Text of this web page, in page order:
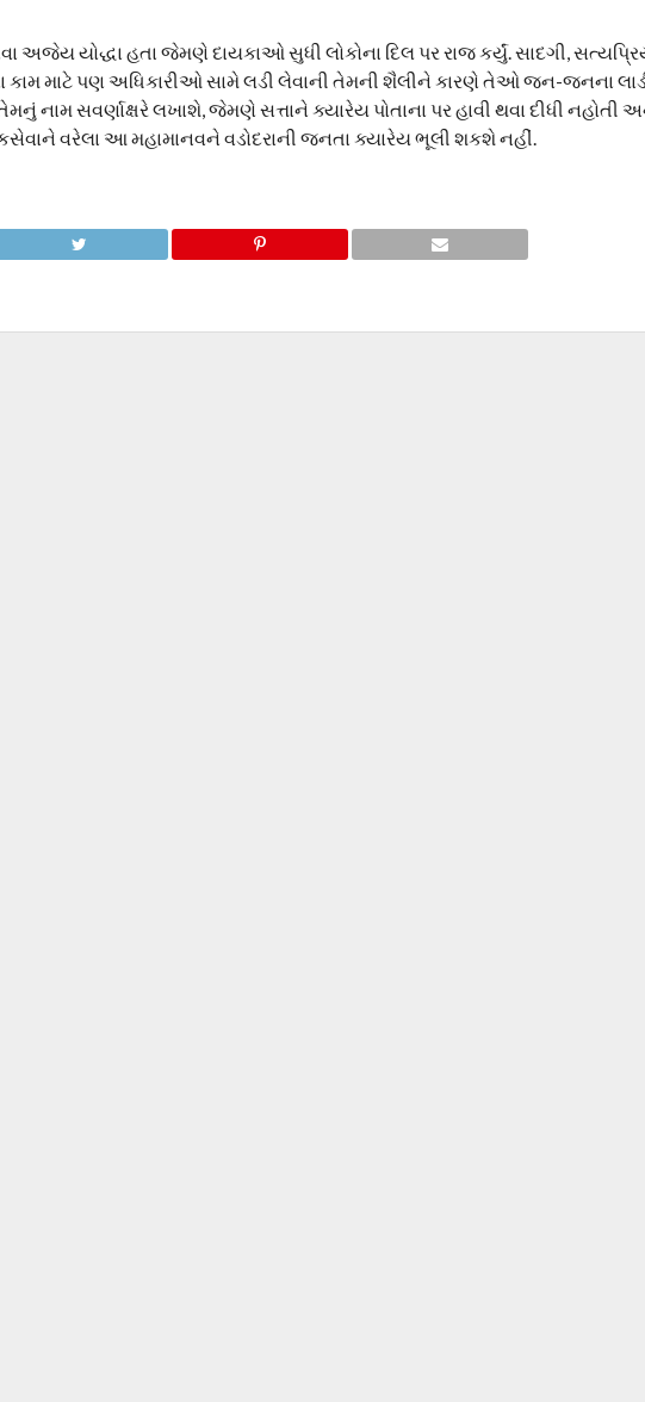
અજેય યોદ્ધા હતા જેમણે દાયકાઓ સુધી લોકોના દિલ પર રાજ કર્યું. સાદગી,
કામ માટે પણ અધિકારીઓ સામે લડી લેવાની તેમની શૈલીને કારણે તેઓ જન-જનના
નામ સવર્ણાક્ષરે લખાશે, જેમણે સત્તાને ક્યારેય પોતાના પર હાવી થવા દીધી નહોતી
વરેલા આ મહામાનવને વડોદરાની જનતા ક્યારેય ભૂલી શકશે નહીં.